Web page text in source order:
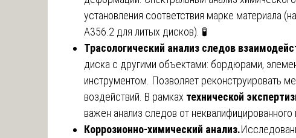
установления соответствия марке материала
А356.2 для литых дисков). 🧪
Трасологический анализ следов
диска с другими объектами: бордюрами,
инструментом. Позволяет реконструировать
воздействий. В рамках технической
важен анализ следов от
Коррозионно-химический анализ.